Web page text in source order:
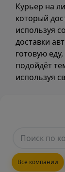
Курьер на
который
используя
доставки
готовую
подойдёт
используя
Все компании